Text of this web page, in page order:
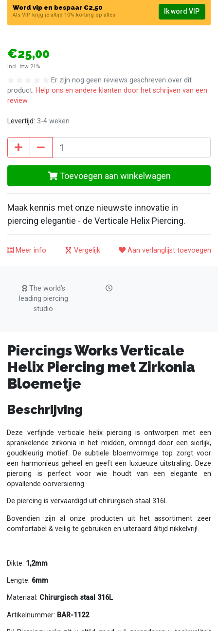
Word vip en bespaar €2,50
Als VIP krijg je altijd 10% korting op alles Ik word VIP
€25,00
Incl. btw 21%
Er zijn nog geen reviews geschreven over dit
product. Help ons en andere klanten door het schrijven van een
review
Levertijd: 3-4 weken
Toevoegen aan winkelwagen
Maak kennis met onze nieuwste innovatie in
piercing elegantie - de Verticale Helix Piercing.
Meer info Vergelijk Aan verlanglijst toevoegen
The world’s
leading piercing
studio
Piercings Works Verticale
Helix Piercing met Zirkonia
Bloemetje
Beschrijving
Deze verfijnde verticale helix piercing is ontworpen met een
sprankelende zirkonia in het midden, omringd door een sierlijk,
goudkleurig motief. De subtiele bloemvormige top zorgt voor
een harmonieus geheel en geeft een luxueuze uitstraling. Deze
piercing is perfect voor wie houdt van een elegante en
opvallende oorversiering.
De piercing is vervaardigd uit chirurgisch staal 316L
Bovendien zijn al onze producten uit het assortiment zeer
comfortabel & veilig te gebruiken en uiteraard áltijd nikkelvrij!
Dikte: 1,2mm
Lengte: 6mm
Materiaal: Chirurgisch staal 316L
Artikelnummer: BAR-1122